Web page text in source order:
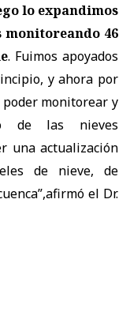
lo expandimos
monitoreando 46
. Fuimos apoyados
y ahora por
poder monitorear y
de las nieves
una actualización
de nieve, de
el Dr.